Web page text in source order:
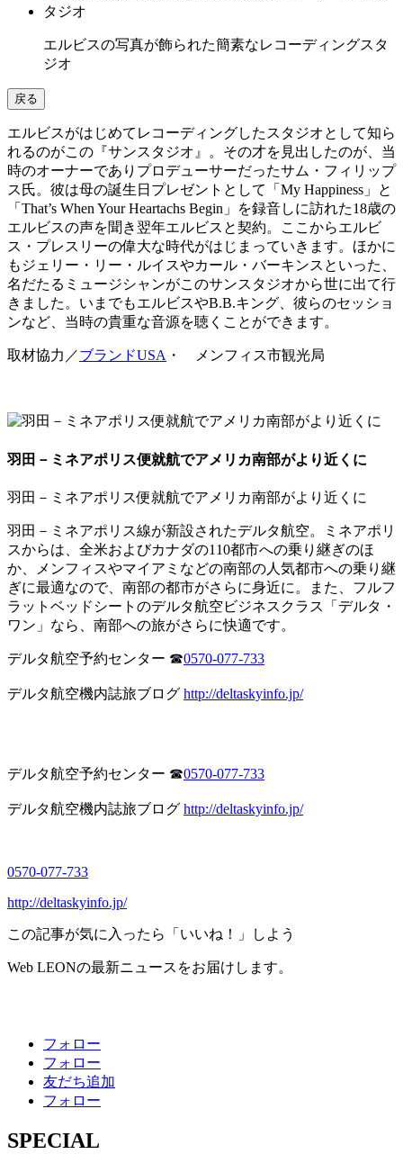
エルビスの写真が飾られた簡素なレコーディングスタ
ジオ
戻る
エルビスがはじめてレコーディングしたスタジオとして知ら
れるのがこの『サンスタジオ』。その才を見出したのが、当
時のオーナーでありプロデューサーだったサム・フィリップ
ス氏。彼は母の誕生日プレゼントとして「My Happiness」と
「That’s When Your Heartachs Begin」を録音しに訪れた18歳の
エルビスの声を聞き翌年エルビスと契約。ここからエルビ
ス・プレスリーの偉大な時代がはじまっていきます。ほかに
もジェリー・リー・ルイスやカール・バーキンスといった、
名だたるミュージシャンがこのサンスタジオから世に出て行
きました。いまでもエルビスやB.B.キング、彼らのセッショ
ンなど、当時の貴重な音源を聴くことができます。
取材協力／ブランドUSA ・ メンフィス市観光局
羽田－ミネアポリス便就航でアメリカ南部がより近くに
羽田－ミネアポリス便就航でアメリカ南部がより近くに
羽田－ミネアポリス線が新設されたデルタ航空。ミネアポリ
スからは、全米およびカナダの110都市への乗り継ぎのほ
か、メンフィスやマイアミなどの南部の人気都市への乗り継
ぎに最適なので、南部の都市がさらに身近に。また、フルフ
ラットベッドシートのデルタ航空ビジネスクラス「デルタ・
ワン」なら、南部への旅がさらに快適です。
デルタ航空予約センター ☎︎0570-077-733
デルタ航空機内誌旅ブログ http://deltaskyinfo.jp/
デルタ航空予約センター ☎︎0570-077-733
デルタ航空機内誌旅ブログ http://deltaskyinfo.jp/
0570-077-733
http://deltaskyinfo.jp/
この記事が気に入ったら「いいね！」しよう
Web LEONの最新ニュースをお届けします。
フォロー
フォロー
友だち追加
フォロー
SPECIAL